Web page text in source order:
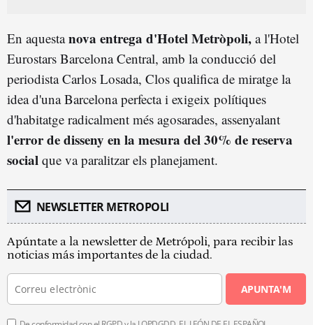
En aquestanova entrega d'Hotel Metròpoli, a l'Hotel
Eurostars Barcelona Central, amb la conducció del
periodista Carlos Losada, Clos qualifica de miratge la
idea d'una Barcelona perfecta i exigeix polítiques
d'habitatge radicalment més agosarades, assenyalant
l'error de disseny en la mesura del 30% de reserva
social que va paralitzar els planejament.
NEWSLETTER METROPOLI
Apúntate a la newsletter de Metrópoli, para recibir las
noticias más importantes de la ciudad.
APUNTA'M